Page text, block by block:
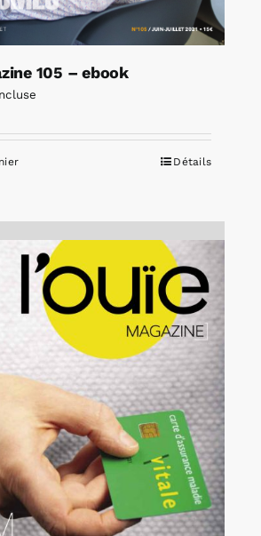
105 – ebook
Détails